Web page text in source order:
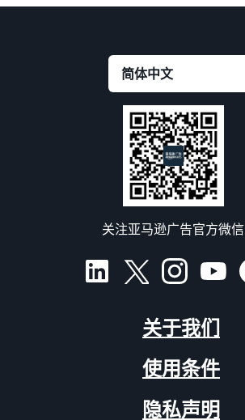
关注亚马逊广告官方微信
关于我们
使用条件
隐私声明